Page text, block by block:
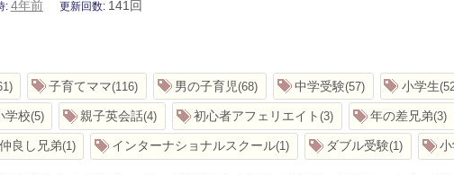
4年前 更新回数 141回
子育てママ 116 男の子育児 68 中学受験 57 小学生
学校 5 親子英会話 4 初心者アフェリエイト 3 年の差兄弟 3
仲良し兄弟 1 インターナショナルスクール 1 ダブル受験 1